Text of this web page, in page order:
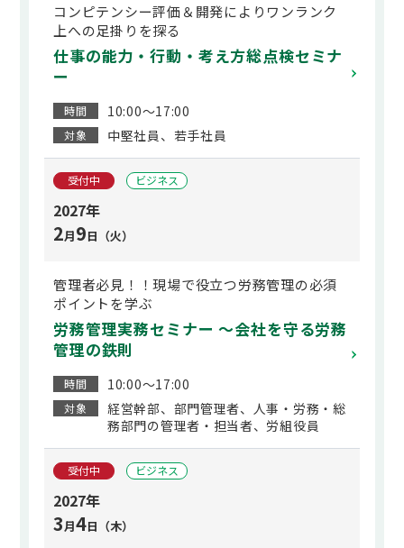
コンピテンシー評価＆開発によりワンランク
上への足掛りを探る
仕事の能力・行動・考え方総点検セミナ
ー
時間 10:00～17:00
対象 中堅社員、若手社員
受付中 ビジネス
2027年
2月9日（火）
管理者必見！！現場で役立つ労務管理の必須
ポイントを学ぶ
労務管理実務セミナー ～会社を守る労務
管理の鉄則
時間 10:00～17:00
対象
経営幹部、部門管理者、人事・労務・総
務部門の管理者・担当者、労組役員
受付中 ビジネス
2027年
3月4日（木）